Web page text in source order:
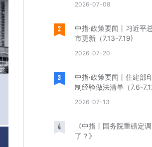
2026-07-08
2
中指·政策要闻丨习近平
市更新（7.13-7.19)
2026-07-20
3
中指·政策要闻丨住建部
制经验做法清单（7.6-
2026-07-13
4
《中指丨国务院重磅定
了？》